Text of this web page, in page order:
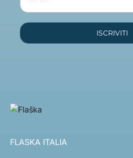
ISCRIVITI
FLASKA ITALIA